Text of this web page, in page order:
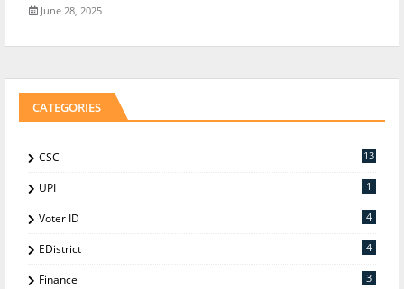
June 28, 2025
CATEGORIES
CSC 13
UPI 1
Voter ID 4
EDistrict 4
Finance 3